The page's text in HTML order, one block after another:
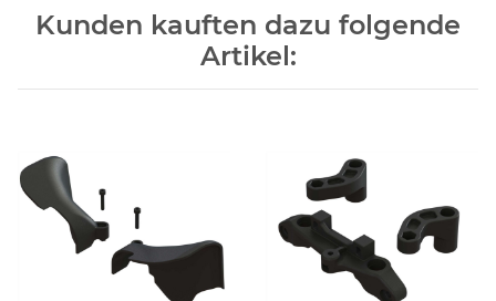
Kunden kauften dazu folgende
Artikel: